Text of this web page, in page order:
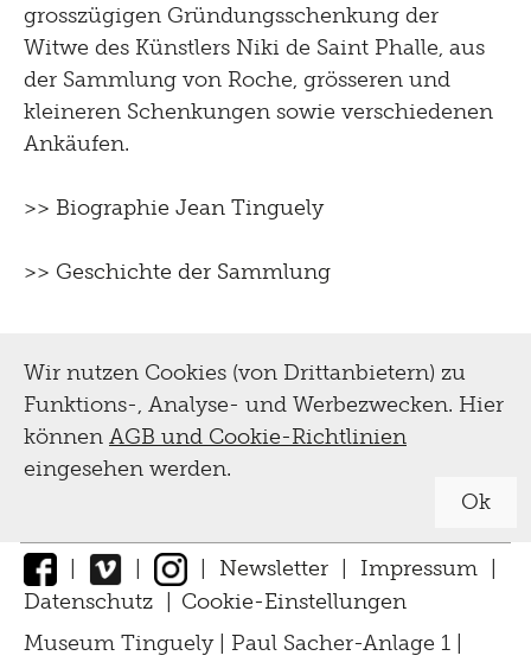
grosszügigen Gründungsschenkung der
Witwe des Künstlers Niki de Saint Phalle, aus
der Sammlung von Roche, grösseren und
kleineren Schenkungen sowie verschiedenen
Ankäufen.
>> Biographie Jean Tinguely
>> Geschichte der Sammlung
Wir nutzen Cookies (von Drittanbietern) zu
Funktions-, Analyse- und Werbezwecken. Hier
können AGB und Cookie-Richtlinien
eingesehen werden.
Ok
Newsletter Impressum
Datenschutz
Cookie-Einstellungen
Museum Tinguely | Paul Sacher-Anlage 1 |